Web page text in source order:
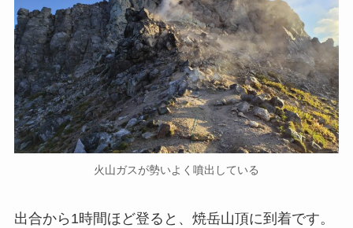
火山ガスが勢いよく噴出している
出合から1時間ほど登ると、焼岳山頂に到着です。